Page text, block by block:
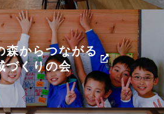
森からつながる
づくりの会